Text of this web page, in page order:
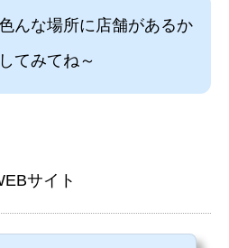
んな場所に店舗があるか
てみてね～
サイト